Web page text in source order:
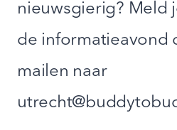
nieuwsgierig? Meld
de informatieavond
mailen naar